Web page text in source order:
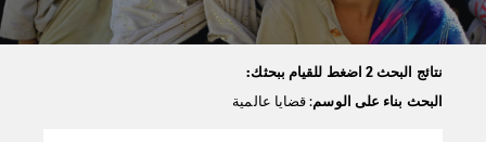
نتائج البحث 2 اضغط للقيام ببحثك:
البحث بناء على الوسم: قضايا عالمية